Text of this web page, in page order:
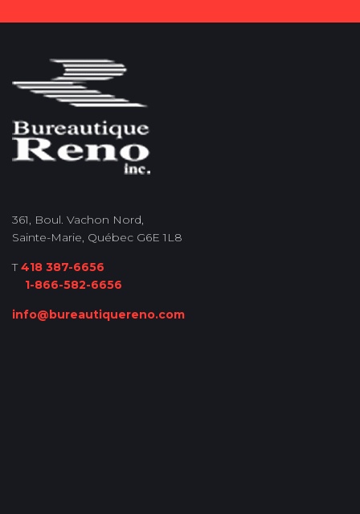
361, Boul. Vachon Nord,
Sainte-Marie, Québec G6E 1L8
T418 387-6656
1-866-582-6656
info@bureautiquereno.com